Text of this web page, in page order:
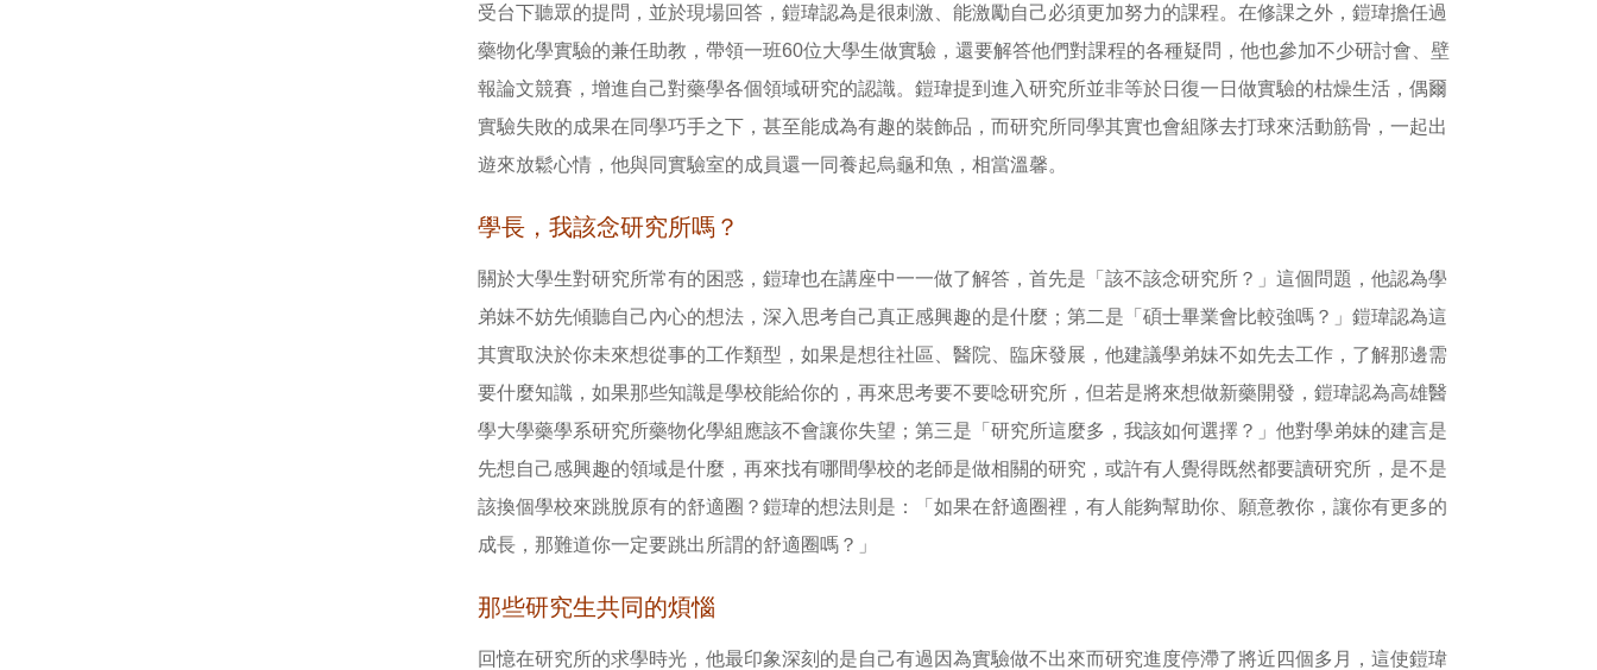
受台下聽眾的提問，並於現場回答，鎧瑋認為是很刺激、能激勵自己必須更加努力的課程。在修課之外，鎧瑋擔任過
藥物化學實驗的兼任助教，帶領一班60位大學生做實驗，還要解答他們對課程的各種疑問，他也參加不少研討會、壁
報論文競賽，增進自己對藥學各個領域研究的認識。鎧瑋提到進入研究所並非等於日復一日做實驗的枯燥生活，偶爾
實驗失敗的成果在同學巧手之下，甚至能成為有趣的裝飾品，而研究所同學其實也會組隊去打球來活動筋骨，一起出
遊來放鬆心情，他與同實驗室的成員還一同養起烏龜和魚，相當溫馨。
學長，我該念研究所嗎？
關於大學生對研究所常有的困惑，鎧瑋也在講座中一一做了解答，首先是「該不該念研究所？」這個問題，他認為學
弟妹不妨先傾聽自己內心的想法，深入思考自己真正感興趣的是什麼；第二是「碩士畢業會比較強嗎？」鎧瑋認為這
其實取決於你未來想從事的工作類型，如果是想往社區、醫院、臨床發展，他建議學弟妹不如先去工作，了解那邊需
要什麼知識，如果那些知識是學校能給你的，再來思考要不要唸研究所，但若是將來想做新藥開發，鎧瑋認為高雄醫
學大學藥學系研究所藥物化學組應該不會讓你失望；第三是「研究所這麼多，我該如何選擇？」他對學弟妹的建言是
先想自己感興趣的領域是什麼，再來找有哪間學校的老師是做相關的研究，或許有人覺得既然都要讀研究所，是不是
該換個學校來跳脫原有的舒適圈？鎧瑋的想法則是：「如果在舒適圈裡，有人能夠幫助你、願意教你，讓你有更多的
成長，那難道你一定要跳出所謂的舒適圈嗎？」
那些研究生共同的煩惱
回憶在研究所的求學時光，他最印象深刻的是自己有過因為實驗做不出來而研究進度停滯了將近四個多月，這使鎧瑋